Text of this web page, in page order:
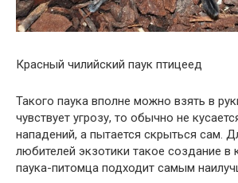
Красный чилийский паук птицеед
Такого паука вполне можно взять в
чувствует угрозу, то обычно не
нападений, а пытается скрыться сам.
любителей экзотики такое создание в
паука-питомца подходит самым